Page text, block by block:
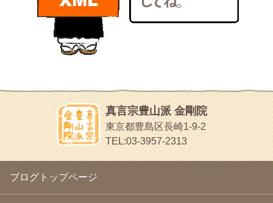
2011年1月(22)
2010年12月(21)
2010年11月
2010年10月(13)
(16)
2010年6月(18)
2010年5月(22)
2010年4月(25)
2010年3月
(22)
2010年2月(23)
2010年1月(23)
(18)
2009年11月
(20)
2009年10月(20)
あちこち行って！
目白鍼灸院
日本人の繊細な体質にあわせた、やさしく気持ちよい鍼灸治療で
ほうげん日記
放言じゃなくて和尚さんの名前だよ
面白いサイトみつけたよ。
ヘェ～という感じ
chocolab.Air♪DIALY
ラブラドールのワンちゃんがかわいいよ
真言宗豊山派 金剛院
東京都豊島区長崎1-9-2
TEL:03-3957-2313
ブログトップページ